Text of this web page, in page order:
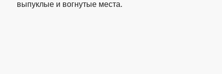
выпуклые и вогнутые места.